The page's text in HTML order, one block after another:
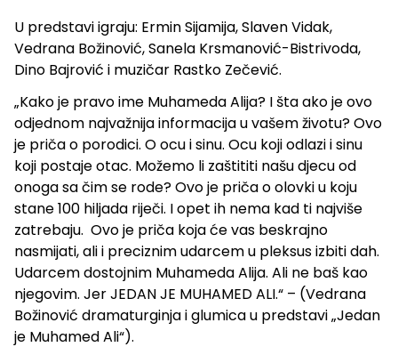
U predstavi igraju: Ermin Sijamija, Slaven Vidak,
Vedrana Božinović, Sanela Krsmanović-Bistrivoda,
Dino Bajrović i muzičar Rastko Zečević.
„Kako je pravo ime Muhameda Alija? I šta ako je ovo
odjednom najvažnija informacija u vašem životu? Ovo
je priča o porodici. O ocu i sinu. Ocu koji odlazi i sinu
koji postaje otac. Možemo li zaštititi našu djecu od
onoga sa čim se rode? Ovo je priča o olovki u koju
stane 100 hiljada riječi. I opet ih nema kad ti najviše
zatrebaju. Ovo je priča koja će vas beskrajno
nasmijati, ali i preciznim udarcem u pleksus izbiti dah.
Udarcem dostojnim Muhameda Alija. Ali ne baš kao
njegovim. Jer JEDAN JE MUHAMED ALI.“ – (Vedrana
Božinović dramaturginja i glumica u predstavi „Jedan
je Muhamed Ali“).